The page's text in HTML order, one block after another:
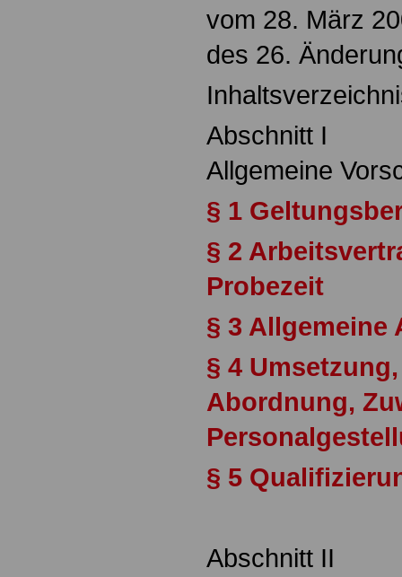
vom 28. März
des 26.
Abschnitt I
Allgemeine
§ 1
§ 2
Probezeit
§ 3 Allgemeine
§ 4
Abordnung,
§ 5
Abschnitt II